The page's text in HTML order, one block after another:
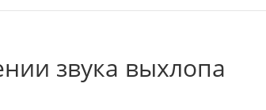
звука выхлопа